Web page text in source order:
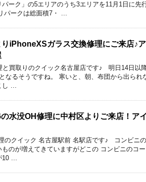
パーク」の5エリアのうち3エリアを11月1日に先
パークは総面積7・ …
iPhoneXSガラス交換修理にご来店♪
と買取りのクイック名古屋店です♪ 明日14日以
なるそうですね。 寒いと、朝、布団から出られ
し …
水没OH修理に中村区よりご来店！ア
のクイック 名古屋駅前 名駅店です♪ コンビニ
ものが増えてきていますがどこの コンビニのコ
10 …